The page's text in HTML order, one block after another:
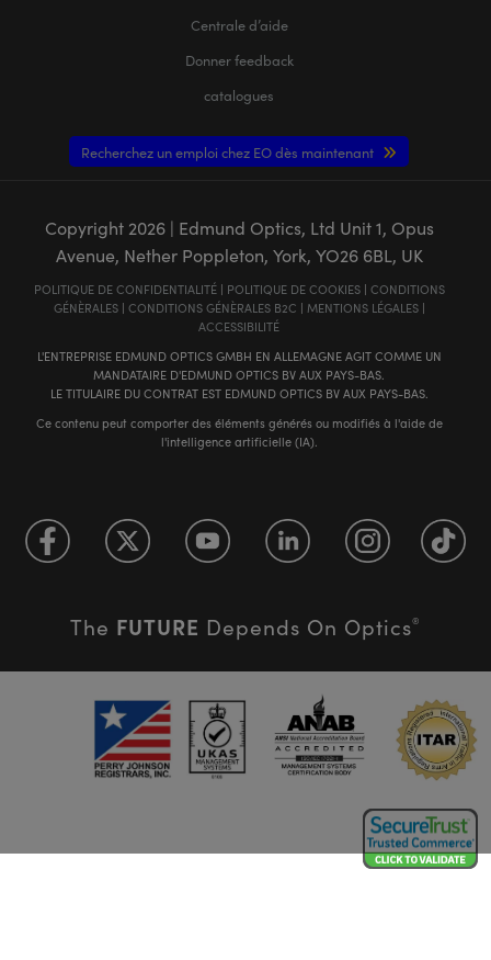
Centrale d’aide
Donner feedback
catalogues
Recherchez un emploi chez EO dès maintenant
Copyright 2026| Edmund Optics, Ltd Unit 1, Opus
Avenue, Nether Poppleton, York, YO26 6BL, UK
POLITIQUE DE CONFIDENTIALITÉ| POLITIQUE DE COOKIES| CONDITIONS
GÉNÈRALES| CONDITIONS GÉNÈRALES B2C | MENTIONS LÉGALES|
ACCESSIBILITÉ
L'ENTREPRISE EDMUND OPTICS GMBH EN ALLEMAGNE AGIT COMME UN
MANDATAIRE D'EDMUND OPTICS BV AUX PAYS-BAS.
LE TITULAIRE DU CONTRAT EST EDMUND OPTICS BV AUX PAYS-BAS.
Ce contenu peut comporter des éléments générés ou modifiés à l'aide de
l'intelligence artificielle (IA).
The FUTURE Depends On Optics®